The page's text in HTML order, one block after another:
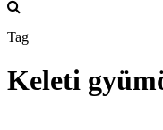
Tag
Keleti